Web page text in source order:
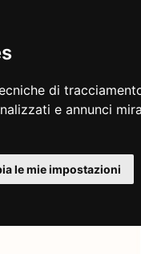
di
e annunci
le mie impostazioni